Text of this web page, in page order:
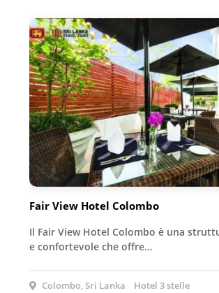
Fair View Hotel Colombo
Il Fair View Hotel Colombo è una
e confortevole che offre…
Colombo, Sri Lanka Hotel 3 stelle